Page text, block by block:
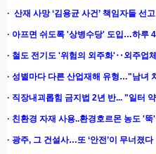
· 산재 사망 ‘김용균 사건’ 책임자들 선
· 아프면 쉬도록 '상병수당' 도입…하루
· 철도 전기도 '위험의 외주화'‥외주업
· 성별마다 다른 산업재해 유형…"남녀
· 직장내괴롭힘 금지법 2년 반... "일터
· 친환경 자재 사용..환경호르몬 농도 '뚝'
· 광주, 그 건설사…또 ‘안전’이 무너졌다